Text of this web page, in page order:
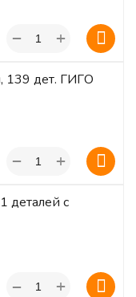
+
−
139 дет. ГИГО
+
−
деталей с
+
−